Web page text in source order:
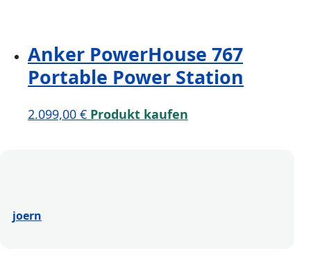
Anker PowerHouse 767
Portable Power Station
2.099,00 € Produkt kaufen
joern